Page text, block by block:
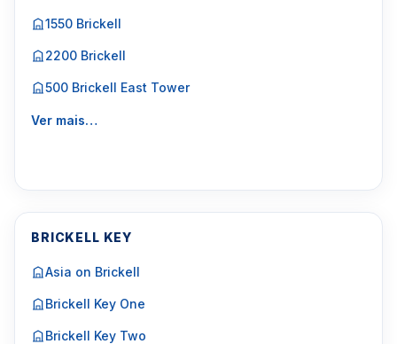
1550 Brickell
2200 Brickell
500 Brickell East Tower
Ver mais…
BRICKELL KEY
Asia on Brickell
Brickell Key One
Brickell Key Two